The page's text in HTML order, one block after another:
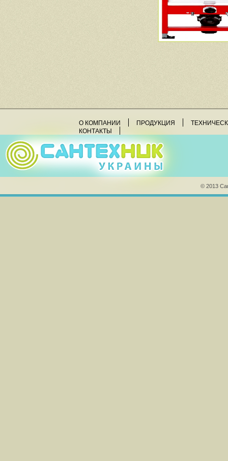
О КОМПАНИИ ПРОДУКЦИЯ
КОНТАКТЫ
© 2013